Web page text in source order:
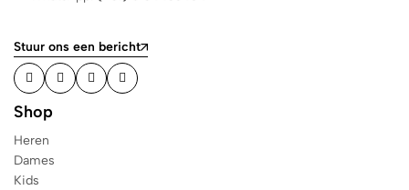
Stuur ons een bericht
Shop
Heren
Dames
Kids